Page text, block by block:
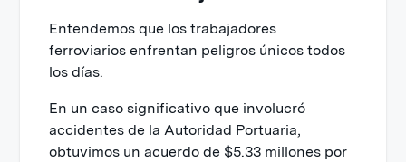
Entendemos que los trabajadores
ferroviarios enfrentan peligros únicos todos
los días.
En un caso significativo que involucró
accidentes de la Autoridad Portuaria,
obtuvimos un acuerdo de $5.33 millones por